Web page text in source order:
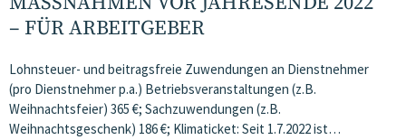
FÜR ARBEITGEBER
Lohnsteuer- und beitragsfreie Zuwendungen an Dienstnehmer
(pro Dienstnehmer p.a.) Betriebsveranstaltungen (z.B.
Weihnachtsfeier) 365 €; Sachzuwendungen (z.B.
Weihnachtsgeschenk) 186 €; Klimaticket: Seit 1.7.2022 ist…